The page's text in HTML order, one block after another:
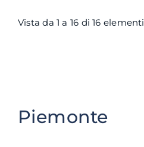
Vista da 1 a 16 di 16 elementi
Piemonte